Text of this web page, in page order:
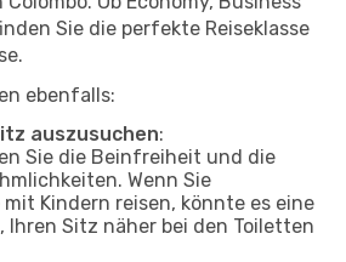
Sie die perfekte Reiseklasse
ebenfalls:
auszusuchen:
Sie die Beinfreiheit und die
Wenn Sie
mit Kindern reisen, könnte es eine
Ihren Sitz näher bei den Toiletten